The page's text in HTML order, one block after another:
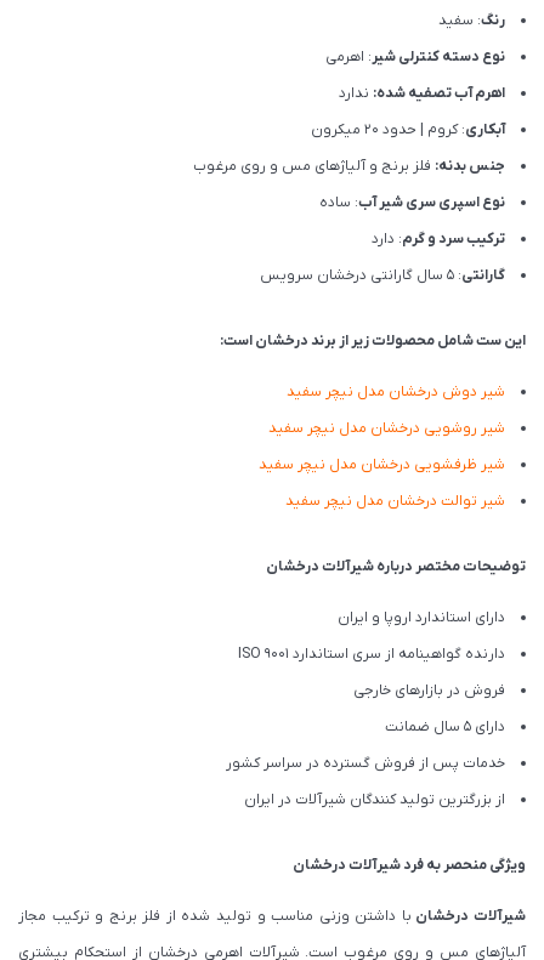
رنگ: سفید
نوع دسته کنترلی شیر: اهرمی
اهرم آب تصفیه شده: ندارد
آبکاری: کروم | حدود 20 میکرون
جنس بدنه: فلز برنج و آلیاژهای مس و روی مرغوب
نوع اسپری سری شیر آب: ساده
ترکیب سرد و گرم: دارد
گارانتی: 5 سال گارانتی درخشان سرویس
این ست شامل محصولات زیر از برند درخشان است:
شیر دوش درخشان مدل نیچر سفید
شیر روشویی درخشان مدل نیچر سفید
شیر ظرفشویی درخشان مدل نیچر سفید
شیر توالت درخشان مدل نیچر سفید
توضیحات مختصر درباره شیرآلات درخشان
دارای استاندارد اروپا و ایران
دارنده گواهینامه از سری استاندارد ISO 9001
فروش در بازارهای خارجی
دارای 5 سال ضمانت
خدمات پس از فروش گسترده در سراسر کشور
از بزرگترین تولید کنندگان شیرآلات در ایران
ویژگی منحصر به فرد شیرآلات درخشان
شیرآلات درخشان با داشتن وزنی مناسب و تولید شده از فلز برنج و ترکیب مجاز
آلیاژهای مس و روی مرغوب است. شیرآلات اهرمی درخشان از استحکام بیشتری